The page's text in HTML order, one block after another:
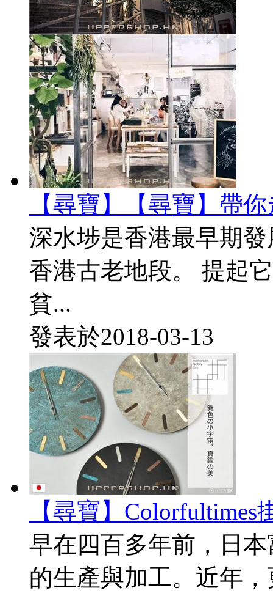
【尋寶】【尋寶】帶
深水埗是香港最早期
香港古老地段。 提起
貧...
發表於2018-03-13
【尋寶】
早在四百多年前，日
的生產與加工。近年